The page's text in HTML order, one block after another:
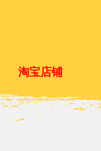
淘宝店铺